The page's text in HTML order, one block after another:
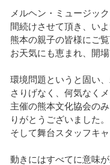
メルヘン・ミュージッ
間続けさせて頂き、い
熊本の親子の皆様にご覧
お天気にも恵まれ、開場
環境問題というと固い
さりげなく、何気なく
主催の熊本文化協会の
りがとうございました。
そして舞台スタッフキ
動きにはすべてに意味